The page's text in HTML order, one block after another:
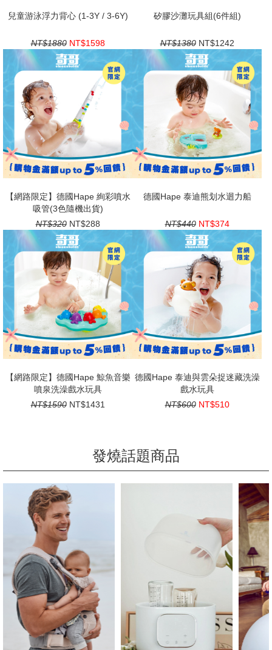
兒童游泳浮力背心 (1-3Y / 3-6Y)
NT$1880 NT$1598
矽膠沙灘玩具組(6件組)
NT$1380 NT$1242
【網路限定】德國Hape 絢彩噴水
吸管(3色隨機出貨)
NT$320 NT$288
德國Hape 泰迪熊划水迴力船
NT$440 NT$374
【網路限定】德國Hape 鯨魚音樂
噴泉洗澡戲水玩具
NT$1590 NT$1431
德國Hape 泰迪與雲朵捉迷藏洗澡
戲水玩具
NT$600 NT$510
發燒話題商品